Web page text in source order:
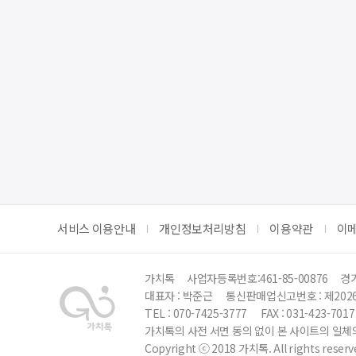
서비스 이용안내 개인정보처리방침 이용약관 이
가치톡 사업자등록번호:461-85-00876
경
대표자 : 박준근
통신판매업신고번호 : 제
TEL : 070-7425-3777
FAX : 031-423-7017
가치톡의 사전 서면 동의 없이 본 사이트의 일
Copyright ⓒ 2018 가치톡. All rights